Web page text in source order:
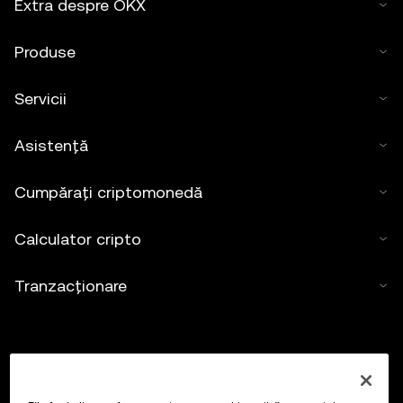
Extra despre OKX
Produse
Servicii
Asistență
Cumpărați criptomonedă
Calculator cripto
Tranzacționare